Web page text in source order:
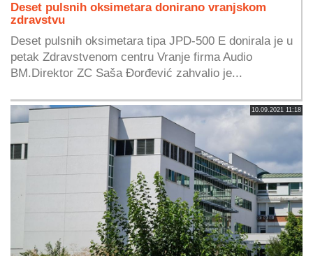
Deset pulsnih oksimetara donirano vranjskom
zdravstvu
Deset pulsnih oksimetara tipa JPD-500 E donirala je u
petak Zdravstvenom centru Vranje firma Audio
BM.Direktor ZC Saša Đorđević zahvalio je...
10.09.2021 11:18